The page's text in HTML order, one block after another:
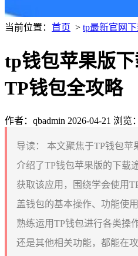
当前位置： 首页 > tp最新官网
tp钱包苹果版
TP钱包全攻略
作者：qbadmin 2026-04-21 浏览
导读：
本文聚焦于TP钱包苹
介绍了TP钱包苹果版的下载
获取该应用，围绕学会使用
盖钱包的基本操作、功能使
熟练运用TP钱包进行各类操
还是其他相关功能，都能在